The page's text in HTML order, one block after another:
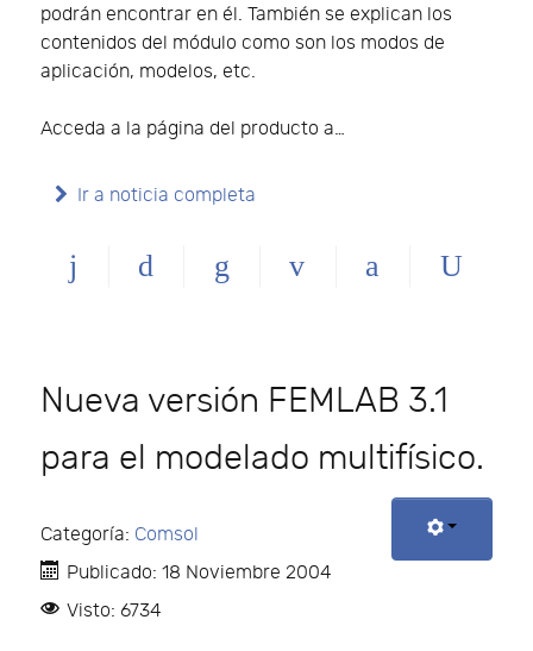
podrán encontrar en él. También se explican los
contenidos del módulo como son los modos de
aplicación, modelos, etc.
Acceda a la página del producto a…
Ir a noticia completa
Nueva versión FEMLAB 3.1
para el modelado multifísico.
Categoría: Comsol
Publicado: 18 Noviembre 2004
Visto: 6734